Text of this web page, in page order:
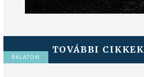
TOVÁBBI CIKKEK
BALATON